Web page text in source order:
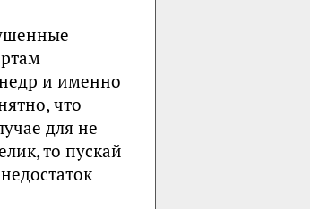
и именно
что
для не
то пускай